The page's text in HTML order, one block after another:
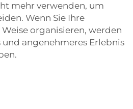
mehr verwenden, um
Wenn Sie Ihre
organisieren, werden
angenehmeres Erlebnis